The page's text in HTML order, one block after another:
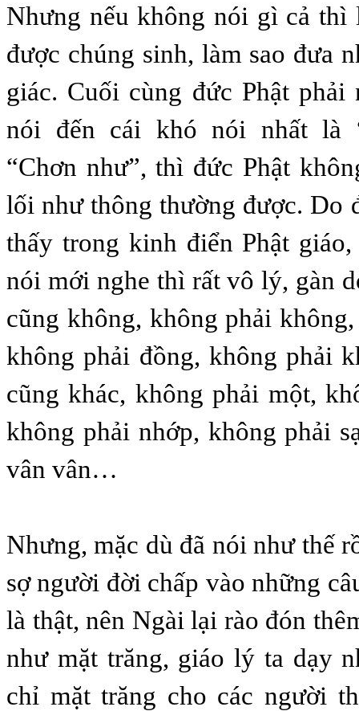
Nhưng nếu không nói gì cả thì
được chúng sinh, làm sao đưa
giác. Cuối cùng đức Phật
nói đến cái khó nói nhất là
“Chơn như”, thì đức Phật
lối như thông thường được. Do
thấy trong kinh điển Phật
nói mới nghe thì rất vô lý, gàn
cũng không, không phải
không phải đồng, không phải
cũng khác, không phải một,
không phải nhớp, không phải
vân vân…
Nhưng, mặc dù đã nói như thế
sợ người đời chấp vào những
là thật, nên Ngài lại rào đón
như mặt trăng, giáo lý ta dạy
chỉ mặt trăng cho các người